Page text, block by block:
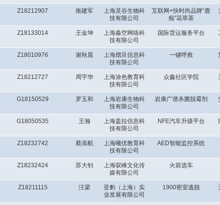
Z18212907 衡建军
上海灵谷生物科
技有限公司
互联网+快时尚品牌“鹿
痴”花草茶
Z18133014 王金坤
上海淼空网络科
技有限公司
国际货运服务平台
Z18010976 谢秋晨
上海熠旦信息科
技有限公司
一键呼救
Z18212727 周宇华
上海涂色教育科
技有限公司
众鑫社区学院
G18150529 罗玉和
上海岩康生物科
技有限公司
岩康广谱杀菌脱霉剂
G18050535 王瀚
上海盖拉信息科
技有限公司
NFE汽车升级平台
Z18232742 蔡添航
上海曦优教育科
技有限公司
AED智能监控系统
Z18232424 苏大钊
上海驭峰文化传
媒有限公司
火箭选车
Z18211115 汪梁
亚豹（上海）实
业发展有限公司
1900密室逃脱